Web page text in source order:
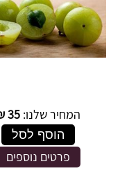
המחיר שלנו: 35
הוסף לסל
פרטים נוספים